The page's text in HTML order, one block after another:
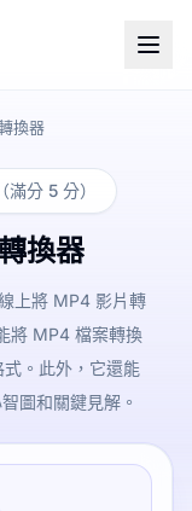
換器
分 5 分）
換器
上將 MP4 影片轉
將 MP4 檔案轉換
。此外，它還能
圖和關鍵見解。